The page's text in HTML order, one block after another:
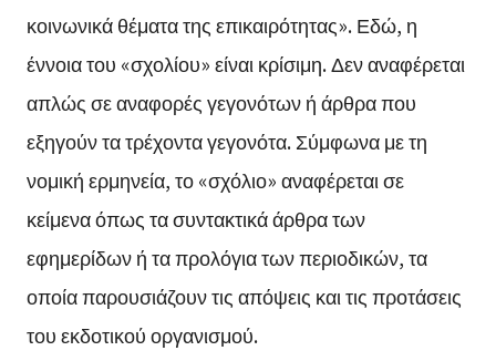
κοινωνικά θέματα της επικαιρότητας». Εδώ, η
έννοια του «σχολίου» είναι κρίσιμη. Δεν αναφέρεται
απλώς σε αναφορές γεγονότων ή άρθρα που
εξηγούν τα τρέχοντα γεγονότα. Σύμφωνα με τη
νομική ερμηνεία, το «σχόλιο» αναφέρεται σε
κείμενα όπως τα συντακτικά άρθρα των
εφημερίδων ή τα προλόγια των περιοδικών, τα
οποία παρουσιάζουν τις απόψεις και τις προτάσεις
του εκδοτικού οργανισμού.